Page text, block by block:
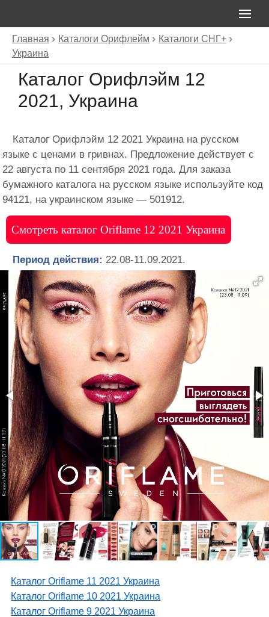
Главная Каталоги Орифлейм
Каталоги СНГ+
Украина
Каталог Орифлэйм 12
2021, Украина
Каталог Орифлэйм 12 2021 Украина на русском
языке с ценами в гривнах. Предложение действует с
22 августа по 11 сентября 2021 года. Для заказа
бумажного каталога на русском языке используйте код
94121, на украинском языке — 501912.
Смотреть каталог Oriflame 12 2021 Украина
Период действия: 22.08-11.09.2021.
Каталог Oriflame 11 2021 Украина
Каталог Oriflame 10 2021 Украина
Каталог Oriflame 9 2021 Украина